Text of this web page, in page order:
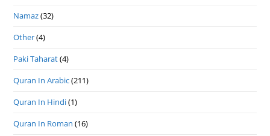
Namaz(32)
Other(4)
Paki Taharat(4)
Quran In Arabic(211)
Quran In Hindi(1)
Quran In Roman (16)